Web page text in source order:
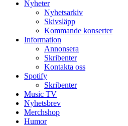
Nyheter
Nyhetsarkiv
Skivsläpp
Kommande konserter
Information
Annonsera
Skribenter
Kontakta oss
Spotify
Skribenter
Music TV
Nyhetsbrev
Merchshop
Humor